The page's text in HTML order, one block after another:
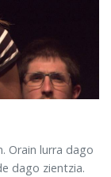
Orain lurra dago
dago zientzia.